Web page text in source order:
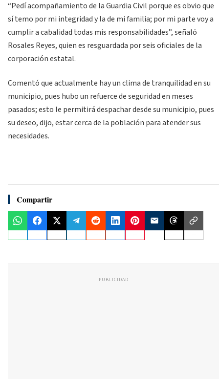
“Pedí acompañamiento de la Guardia Civil porque es obvio que
sí temo por mi integridad y la de mi familia; por mi parte voy a
cumplir a cabalidad todas mis responsabilidades”, señaló
Rosales Reyes, quien es resguardada por seis oficiales de la
corporación estatal.
Comentó que actualmente hay un clima de tranquilidad en su
municipio, pues hubo un refuerce de seguridad en meses
pasados; esto le permitirá despachar desde su municipio, pues
su deseo, dijo, estar cerca de la población para atender sus
necesidades.
Compartir
PUBLICIDAD